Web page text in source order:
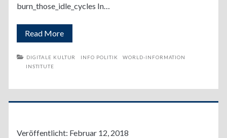
burn_those_idle_cycles In…
Read MoreLeben
Welten
DIGITALE KULTUR INFO POLITIK
WORLD-INFORMATION
INSTITUTE
Veröffentlicht: Februar 12, 2018